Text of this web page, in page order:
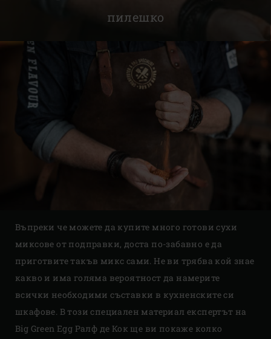
пилешко
Въпреки че можете да купите много готови сухи
миксове от подправки, доста по-забавно е да
приготвите такъв микс сами. Не ви трябва кой знае
какво и има голяма вероятност да намерите
всички необходими съставки в кухненските си
шкафове. В този специален материал експертът на
Big Green Egg Ралф де Кок ще ви покаже колко